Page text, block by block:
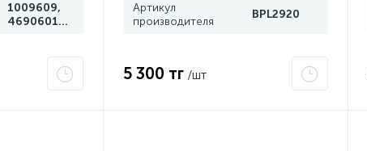
1009609,
4690601009609
Артикул
производителя
BPL2920
5 300 тг /шт